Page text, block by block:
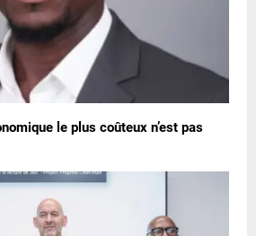
le plus coûteux n’est pas